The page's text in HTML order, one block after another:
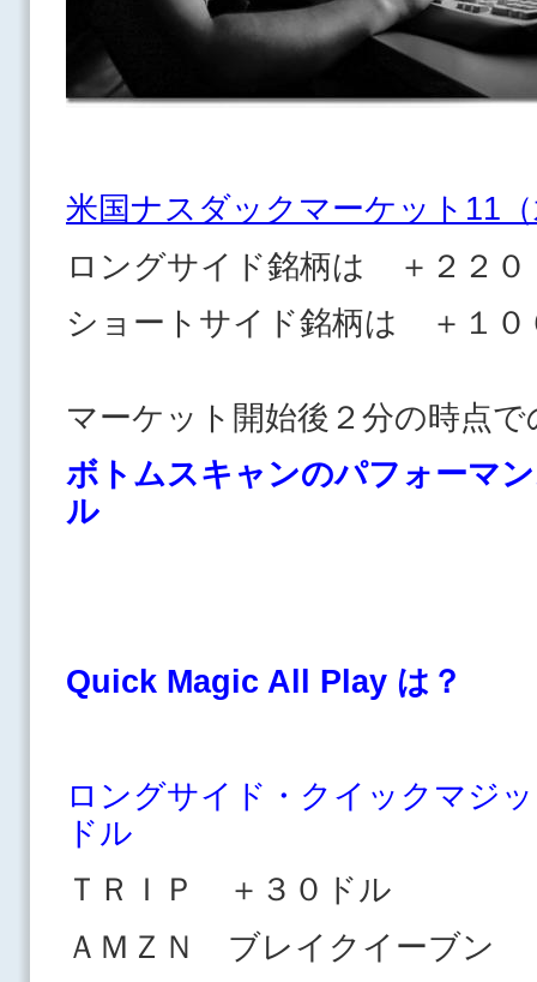
米国ナスダックマーケット11
ロングサイド銘柄は ＋２２０
ショートサイド銘柄は
マーケット開始後２分の時点で
ボトムスキャンのパフォーマ
ル
Quick Magic All Play は？
ロングサイド・クイックマジ
ドル
ＴＲＩＰ ＋３０ドル
ＡＭＺＮ ブレイクイーブン